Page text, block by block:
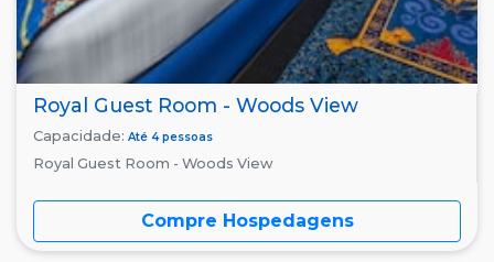
Royal Guest Room - Woods View
Capacidade: Até 4 pessoas
Royal Guest Room - Woods View
Compre Hospedagens